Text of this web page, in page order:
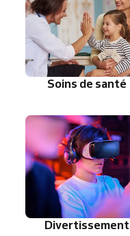
Soins de santé
Divertissement